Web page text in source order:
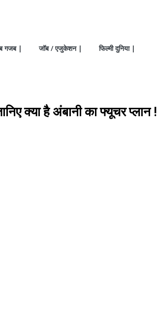
गजब | जॉब / एजुकेशन | फिल्मी दुनिया |
क्या है अंबानी का फ्यूचर प्लान !